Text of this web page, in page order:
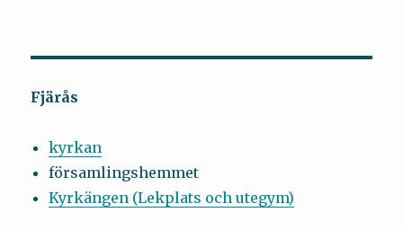
Fjärås
kyrkan
församlingshemmet
Kyrkängen (Lekplats och utegym)